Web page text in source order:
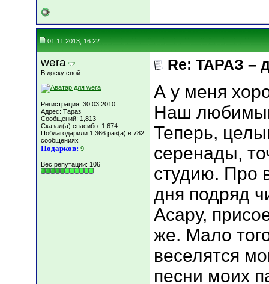
01.11.2013, 16:22
wera
В доску свой
Регистрация: 30.03.2010
Адрес: Тараз
Сообщений: 1,813
Сказал(а) спасибо: 1,674
Поблагодарили 1,366 раз(а) в 782
сообщениях
Подарков: 9
Вес репутации: 106
Re: ТАРАЗ –
А у меня
Наш
Теперь,
серенады,
студию. Про
дня подряд
Асару,
же. Мало
веселятся
песни моих